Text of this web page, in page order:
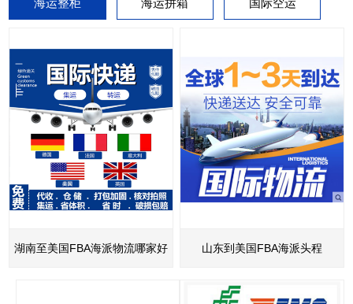
海运整柜 海运拼箱 国际空运
湖南至美国FBA海派物流哪家好 山东到美国FBA海派头程